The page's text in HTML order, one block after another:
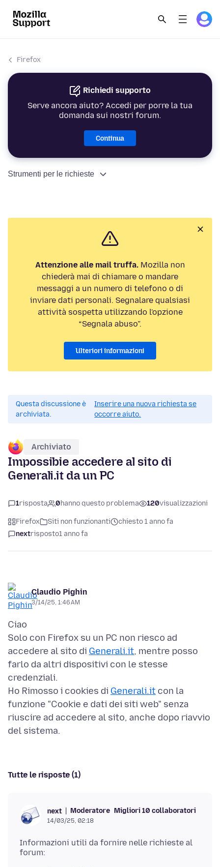
Firefox
Richiedi supporto
Serve ancora aiuto? Accedi per porre la tua
domanda sui nostri forum.
Continua
Strumenti per le richieste
Attenzione alle mail truffa.Mozilla non
chiederà mai di chiamare o mandare
messaggi a un numero di telefono o di
inviare dati personali. Segnalare qualsiasi
attività sospetta utilizzando l'opzione
“Segnala abuso”.
Ulteriori informazioni
Questa discussione è
archiviata.
Inserire una nuova richiesta se
occorre aiuto.
Archiviato
Impossibie accedere al sito di
Generali.it da un PC
1risposta 0hanno questo problema 120visualizzazioni
Firefox Siti non funzionanti
chiesto 1 anno fa
nextrisposto1 anno fa
Claudio Pighin
3/14/25, 1:46 AM
Ciao
Solo con Firefox su un PC non riesco ad
accedere al sito di Generali.it, mentre posso
farlo da altri dispositivi con le stesse
credenziali.
Ho Rimosso i cookies di Generali.it con la
funzione "Cookie e dati dei siti web" senza
riuscire ad accedere al sito, anche dopo riavvio
Tutte le risposte (1)
next Moderatore Migliori 10 collaboratori
14/03/25, 02:18
Informazioni utili da fornire nelle richieste al